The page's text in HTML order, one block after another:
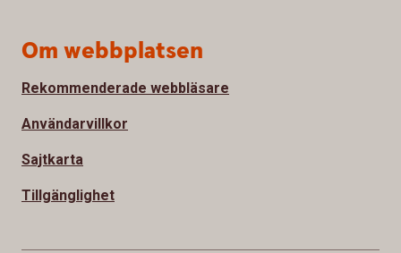
Om webbplatsen
Rekommenderade webbläsare
Användarvillkor
Sajtkarta
Tillgänglighet